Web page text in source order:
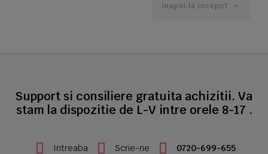
Inapoi la inceput 
Support si consiliere gratuita achizitii. Va
stam la dispozitie de L-V intre orele 8-17 .
Intreaba Scrie-ne 0720-699-655